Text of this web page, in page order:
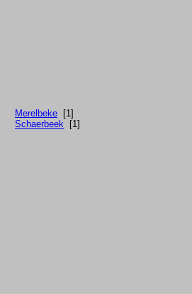
Merelbeke [1]
Schaerbeek [1]